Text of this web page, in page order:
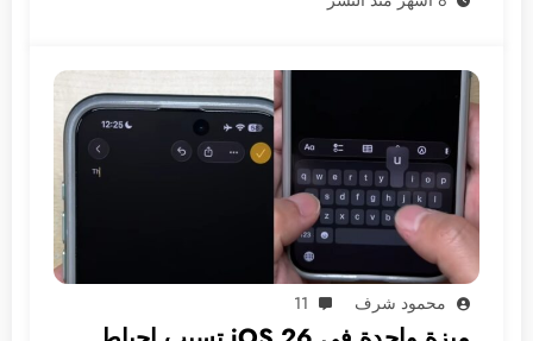
محمود شرف 11